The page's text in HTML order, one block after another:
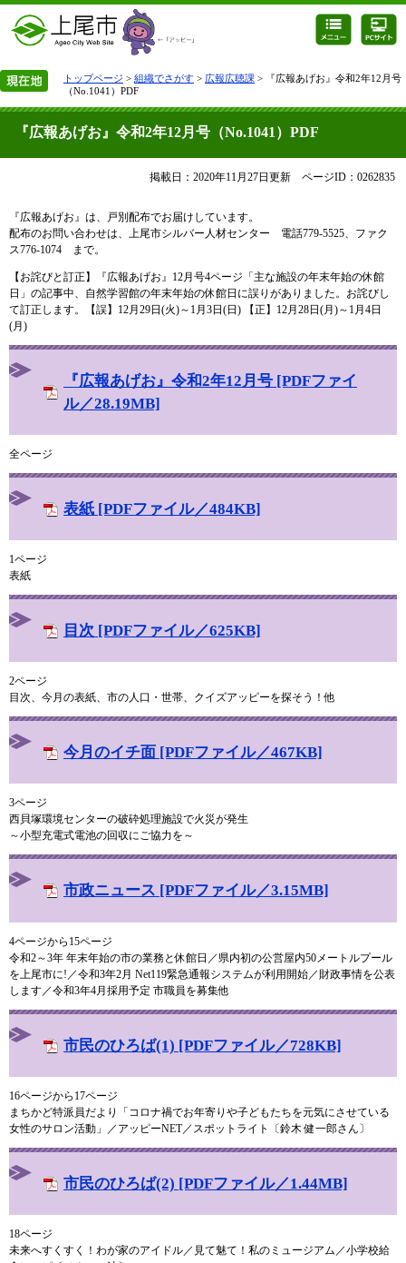
トップページ > 組織でさがす > 広報広聴課 > 『広報あげお』令和2年12月号
（No.1041）PDF
『広報あげお』令和2年12月号（No.1041）PDF
掲載日：2020年11月27日更新 ページID：0262835
『広報あげお』は、戸別配布でお届けしています。
配布のお問い合わせは、上尾市シルバー人材センター 電話779-5525、ファク
ス776-1074 まで。
【お詫びと訂正】『広報あげお』12月号4ページ「主な施設の年末年始の休館
日」の記事中、自然学習館の年末年始の休館日に誤りがありました。お詫びし
て訂正します。【誤】12月29日(火)～1月3日(日) 【正】12月28日(月)～1月4日
(月)
『広報あげお』令和2年12月号 [PDFファイ
ル／28.19MB]
全ページ
表紙 [PDFファイル／484KB]
1ページ
表紙
目次 [PDFファイル／625KB]
2ページ
目次、今月の表紙、市の人口・世帯、クイズアッピーを探そう！他
今月のイチ面 [PDFファイル／467KB]
3ページ
西貝塚環境センターの破砕処理施設で火災が発生
～小型充電式電池の回収にご協力を～
市政ニュース [PDFファイル／3.15MB]
4ページから15ページ
令和2～3年 年末年始の市の業務と休館日／県内初の公営屋内50メートルプール
を上尾市に!／令和3年2月 Net119緊急通報システムが利用開始／財政事情を公表
します／令和3年4月採用予定 市職員を募集他
市民のひろば(1) [PDFファイル／728KB]
16ページから17ページ
まちかど特派員だより「コロナ禍でお年寄りや子どもたちを元気にさせている
女性のサロン活動」／アッピーNET／スポットライト〔鈴木 健一郎さん〕
市民のひろば(2) [PDFファイル／1.44MB]
18ページ
未来へすくすく！わが家のアイドル／見て魅て！私のミュージアム／小学校給